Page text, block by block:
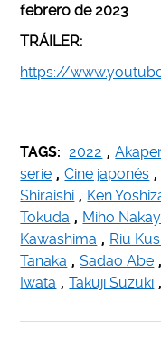
febrero de 2023
TRÁILER:
https://
TAGS: 2022 ,
serie , Cine japonés ,
Shiraishi , Ken
Tokuda , Miho
Kawashima , Riu
Tanaka , Sadao Abe ,
Iwata , Takuji Suzuki ,